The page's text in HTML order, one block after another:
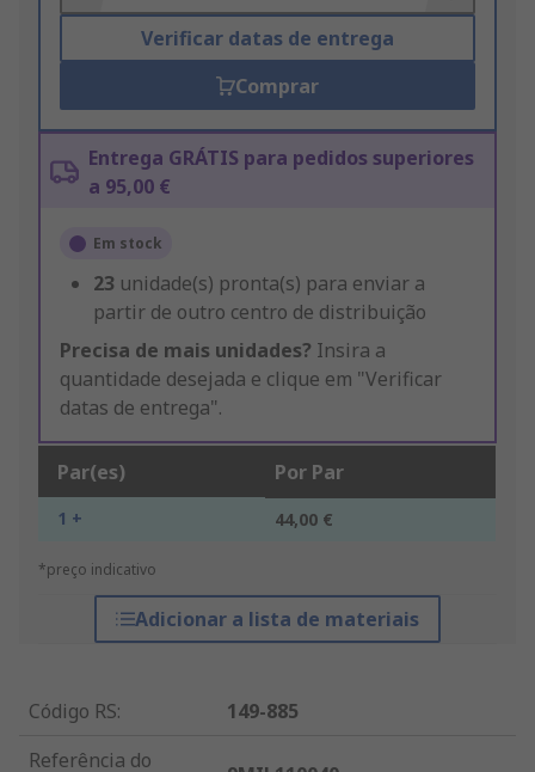
Verificar datas de entrega
Comprar
Entrega GRÁTIS para pedidos superiores
a 95,00 €
Em stock
23 unidade(s) pronta(s) para enviar a
partir de outro centro de distribuição
Precisa de mais unidades? Insira a
quantidade desejada e clique em "Verificar
datas de entrega".
Par(es) Por Par
1 + 44,00 €
*preço indicativo
Adicionar a lista de materiais
Código RS:
149-885
Referência do